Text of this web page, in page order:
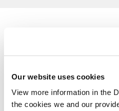
Our website uses cookies
View more information in the
the cookies we and our
SMART SEARCH
Von
wichtigem